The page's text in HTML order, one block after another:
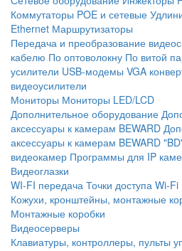
Коммутаторы POE и сетевые
Ethernet Маршрутизаторы
Передача и преобразование
кабелю По оптоволокну По витой
усилители USB-модемы VGA
видеоусилители
Мониторы Мониторы LED/LCD
Дополнительное оборудование
аксессуары к камерам BEWARD
аксессуары к камерам BEWARD
видеокамер Программы для IP
Видеоглазки
WI-FI передача Точки доступа Wi-Fi
Кожухи, кронштейны, монтажные
Монтажные коробки
Видеосерверы
Клавиатуры, контроллеры, пульты